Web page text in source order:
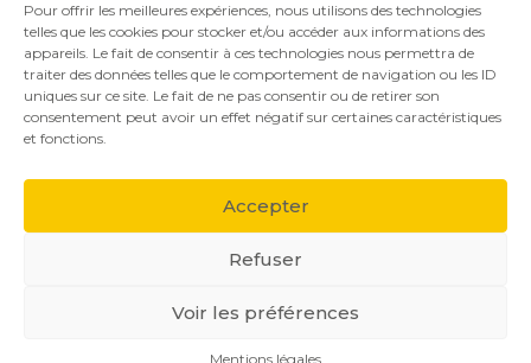
Pour offrir les meilleures expériences, nous utilisons des technologies
telles que les cookies pour stocker et/ou accéder aux informations des
appareils. Le fait de consentir à ces technologies nous permettra de
traiter des données telles que le comportement de navigation ou les ID
uniques sur ce site. Le fait de ne pas consentir ou de retirer son
consentement peut avoir un effet négatif sur certaines caractéristiques
et fonctions.
Accepter
Refuser
Voir les préférences
Mentions légales
Footer
PLAN DU SITE